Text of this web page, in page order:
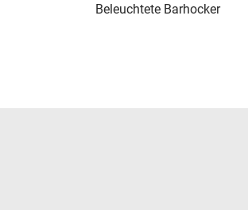
Beleuchtete Barhocker